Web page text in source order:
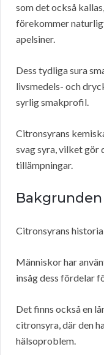
som det också
förekommer
apelsiner.
Dess tydliga sura
livsmedels- och
syrlig smakprofil.
Citronsyrans
svag syra, vilket gör
tillämpningar.
Citronsyrans
Människor har
insåg dess fördelar
Det finns också en
citronsyra, där den
hälsoproblem.